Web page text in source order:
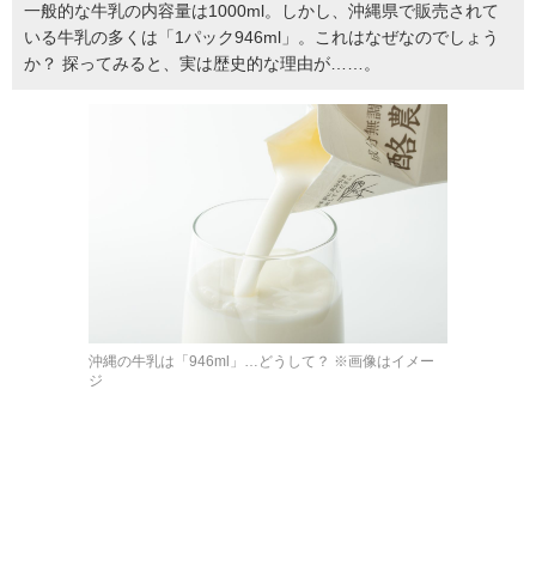
一般的な牛乳の内容量は1000ml。しかし、沖縄県で販売されて
いる牛乳の多くは「1パック946ml」。これはなぜなのでしょう
か？ 探ってみると、実は歴史的な理由が……。
沖縄の牛乳は「946ml」…どうして？ ※画像はイメー
ジ